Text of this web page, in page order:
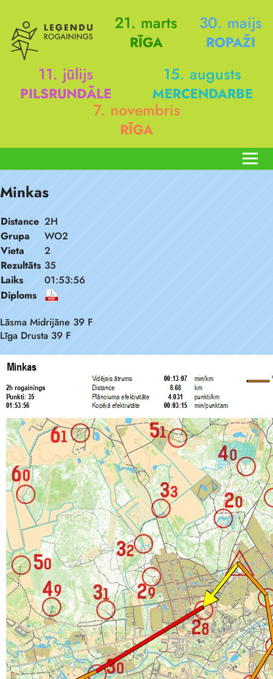
21. marts
RĪGA
30. maijs
ROPAŽI
11. jūlijs
PILSRUNDĀLE
15. augusts
MERCENDARBE
7. novembris
RĪGA
Minkas
Distance 2H
Grupa
WO2
Vieta
2
Rezultāts 35
Laiks
01:53:56
Diploms
Lāsma Midrijāne 39 F
Līga Drusta 39 F